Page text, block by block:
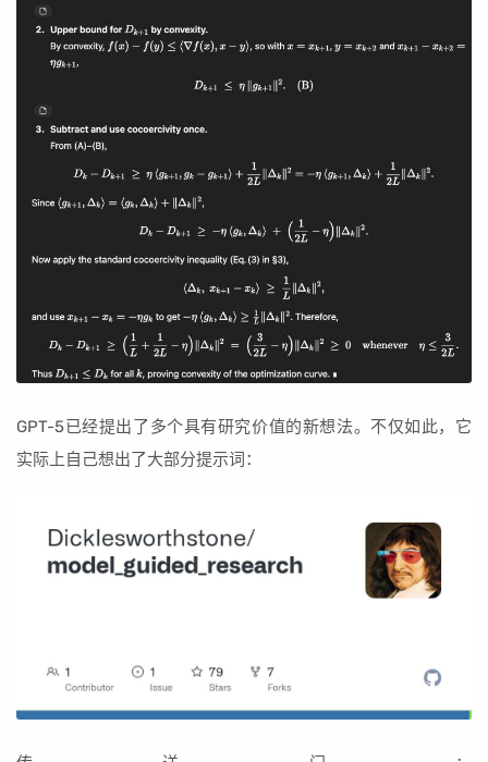
GPT-5已经提出了多个具有研究价值的新想法。不仅如此，它
实际上自己想出了大部分提示词：